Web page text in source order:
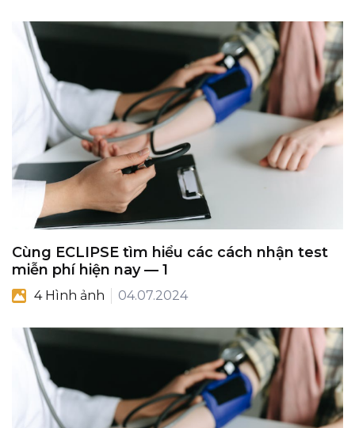
Cùng ECLIPSE tìm hiểu các cách nhận test
miễn phí hiện nay — 1
4 Hình ảnh 04.07.2024